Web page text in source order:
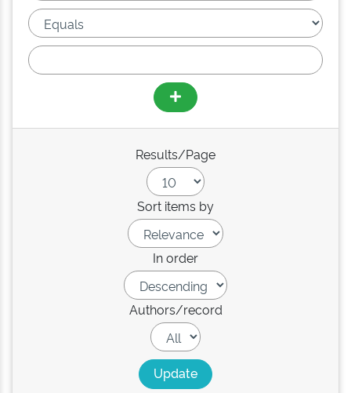
Results/Page
Sort items by
In order
Authors/record